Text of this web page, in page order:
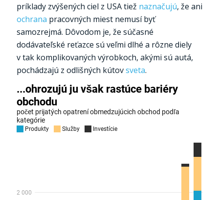
príklady zvýšených ciel z USA tiež naznačujú, že ani
ochrana pracovných miest nemusí byť
samozrejmá. Dôvodom je, že súčasné
dodávateľské reťazce sú veľmi dlhé a rôzne diely
v tak komplikovaných výrobkoch, akými sú autá,
pochádzajú z odlišných kútovsveta.